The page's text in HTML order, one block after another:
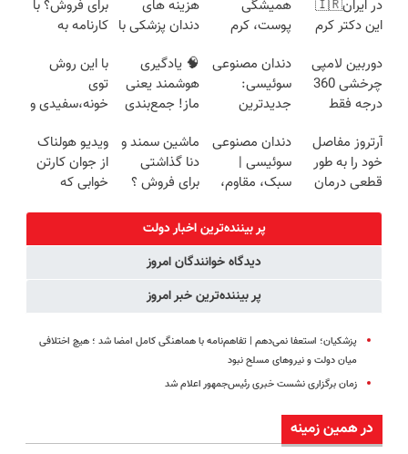
در ایران🇮🇷
این دکتر کرم
روزه ساخت!
همیشگی
پوست، کرم
با 45%تخفیف
هزینه های
دندان پزشکی با
کننده خانگی
برای فروش؟ با
کارنامه به
بفروش!
دوربین لامپی
چرخشی 360
درجه فقط
🔥 پرداخت
درب منزل
دندان مصنوعی
سوئیسی:
جدیدترین
سبک و مقاوم |
پرداخت قسطی
🧠 یادگیری
هوشمند یعنی
ماز! جمع‌بندی
رو از دست نده
📘
با این روش
توی
خونه،سفیدی و
برگردون
(40%off)
آرتروز مفاصل
خود را به طور
قطعی درمان
دندان مصنوعی
سوئیسی |
سبک، مقاوم،
رایگان+پرداخت
اقساطی😍
ماشین سمند و
دنا گذاشتی
برای فروش ؟
راحت بفروش
ویدیو هولناک
از جوان کارتن
خوابی که
پر بیننده‌ترین اخبار دولت
دیدگاه خوانندگان امروز
پر بیننده‌ترین خبر امروز
پزشکیان؛ استعفا نمی‌دهم | تفاهم‌نامه با هماهنگی کامل امضا شد ؛ هیچ اختلافی
میان دولت و نیروهای مسلح نبود
زمان برگزاری نشست خبری رئیس‌جمهور اعلام شد
در همین زمینه